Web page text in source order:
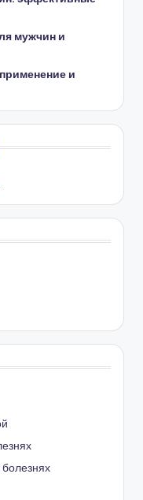
мужчин и
и